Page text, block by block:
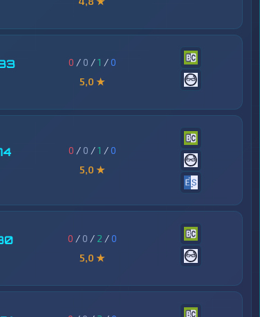
0 / 0 /1 /0
5,0 ★
0 / 0 /1 /0
5,0 ★
0 / 0 / 2 /0
5,0 ★